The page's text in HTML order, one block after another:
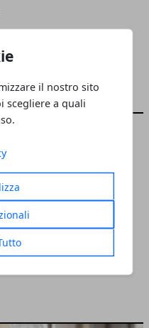
il nostro sito
scegliere a quali